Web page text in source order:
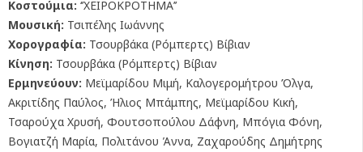
Κοστούμια: ‘’ΧΕΙΡΟΚΡΟΤΗΜΑ’’
Μουσική: Τσιπέλης Ιωάννης
Χορογραφία: Τσουρβάκα (Ρόμπερτς) Βίβιαν
Κίνηση: Τσουρβάκα (Ρόμπερτς) Βίβιαν
Ερμηνεύουν: Μεϊμαρίδου Μιμή, Καλογερομήτρου Όλγα,
Ακριτίδης Παύλος, Ήλιος Μπάμπης, Μεϊμαρίδου Κική,
Τσαρούχα Χρυσή, Φουτσοπούλου Δάφνη, Μπόγια Φόνη,
Βογιατζή Μαρία, Πολιτάνου Άννα, Ζαχαρούδης Δημήτρης